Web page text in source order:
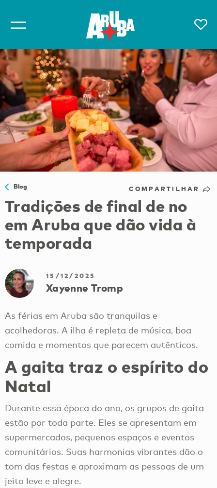
Blog COMPARTILHAR
Tradições de final de no
em Aruba que dão vida à
temporada
15/12/2025
Xayenne Tromp
As férias em Aruba são tranquilas e
acolhedoras. A ilha é repleta de música, boa
comida e momentos que parecem autênticos.
A gaita traz o espírito do
Natal
Durante essa época do ano, os grupos de gaita
estão por toda parte. Eles se apresentam em
supermercados, pequenos espaços e eventos
comunitários. Suas harmonias vibrantes dão o
tom das festas e aproximam as pessoas de um
jeito leve e alegre.